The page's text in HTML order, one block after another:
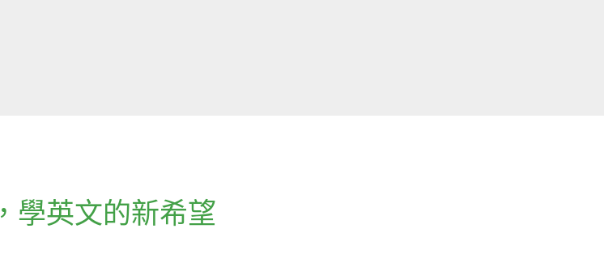
， 學英文的新希望